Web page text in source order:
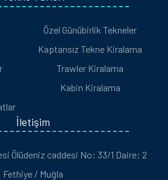
Özel Günübirlik Tekneler
Kaptansız Tekne Kiralama
Trawler Kiralama
Kabin Kiralama
İletişim
Ölüdeniz caddesi No: 33/1 Daire: 2
Fethiye / Muğla